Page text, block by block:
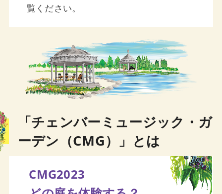
4月7日
吉野直子＆宮田まゆみ インタビュー／ハー
プと笙の特別な出会い（プレシャス1pm
Vol.2）
4月7日
サントリーホール 室内楽アカデミー・フェ
ロー プロフィール掲載
3月31日
プログラム・ノート第2弾を各公演特集ペー
ジに掲載（ベートーヴェン・サイクル、プレ
シャス1pm Vol.2、葵トリオ ピアノ三重奏の
2月28日
覧ください。
「チェンバーミュージック・ガ
ーデン（CMG）」とは
CMG2023